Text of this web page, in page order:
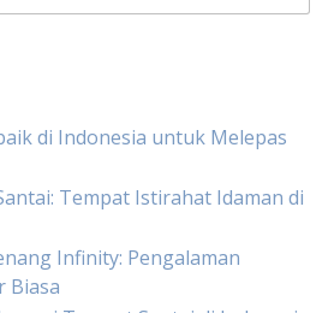
di Indonesia untuk Melepas
Tempat Istirahat Idaman di
Infinity: Pengalaman
Biasa